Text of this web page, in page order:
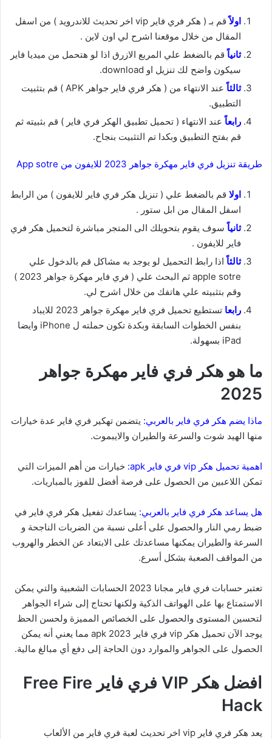
اولاً
قم بـ ( هكر فري فاير vip اخر تحديث للاندرويد ) من اسفل
المقال من خلال موقعنا اشرح لي اون لاين .
ثانياً قم بالضغط علي المربع الازرق اذا لو هتحمل من ميديا فاير
سيكون واضح لك تنزيل او download.
ثالثاً
عند الانتهاء من ( هكر فري فاير جواهر APK ) قم بتثبيت
التطبيق.
رابعاً عند الانتهاء ( تحميل تطبيق الهكر فري فاير ) قم بثبيته ثم
قم بفتح التطبيق وبكدا تم التثبيت بنجاح.
طريقة تنزيل فري فاير مهكرة جواهر 2023 للايفون من App sotre
اولا قم بالضغط علي ( تنزيل هكر فري فاير للايفون ) من الرابط
اسفل المقال من ابل ستور .
ثانياًسوف يقوم بتحويلك الى المتجر مباشرة لتحميل هكر فري
فاير للايفون .
ثالثاًاذا رابط التحميل لو يوجد به مشاكل قم بالدخول علي
apple sotre ثم البحث علي ( فري فاير مهكرة جواهر 2023 )
وقم بتثبيته علي هاتفك من خلال اشرح لي.
رابعا
تستطيع تحميل فري فاير مهكرة جواهر 2023 للايباد
بنفس الخطوات السابقة وبكدة تكون حملته ل iPhone وايضا
iPad بسهولة.
ما هو هكر فري فاير مهكرة جواهر
2025
ماذا يضم هكر فري فاير بالعربي: يتضمن تهكير فري فاير عدة خيارات
منها الهيد شوت والسرعة والطيران والايبموت.
اهمية تحميل هكر vip فري فاير apk:
خيارات من أهم الميزات التي
تمكن اللاعبين من الحصول على فرصة أفضل للفوز بالمباريات.
هل يساعد هكر فري فاير بالعربي: يساعدك تفعيل هكر فري فاير في
ضبط رمي النار والحصول على أعلى نسبة من الضربات الناجحة و
السرعة والطيران يمكنها مساعدتك على الابتعاد عن الخطر والهروب
من المواقف الصعبة بشكل أسرع.
تعتبر حسابات فري فاير مجانا 2023 الحسابات الشعبية والتي يمكن
الاستمتاع بها على الهواتف الذكية ولكنها تحتاج إلى شراء الجواهر
لتحسين المستوى والحصول على الخصائص المميزة ولحسن الحظ
يوجد الآن تحميل هكر vip فري فاير apk 2023 مما يعني أنه يمكن
الحصول على الجواهر والموارد دون الحاجة إلى دفع أي مبالغ مالية.
افضل هكر VIP فري فاير Free Fire
Hack
يعد هكر فري فاير vip اخر تحديث لعبة فري فاير من الألعاب